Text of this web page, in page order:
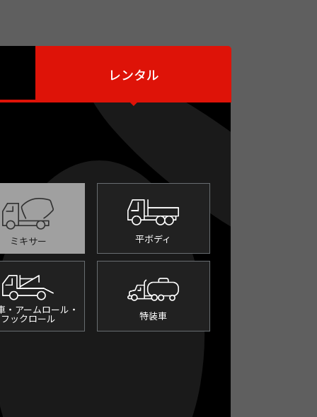
レンタル
ミキサー 平ボディ
・アームロール・
フックロール 特装車